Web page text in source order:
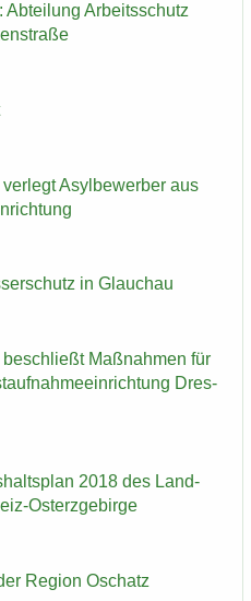
Ab­tei­lung Ar­beits­schutz
Asyl­be­wer­ber aus
in Glauch­au
Maß­nah­men für
Dres­
2018 des Land­
​Osterzgebirge
Re­gi­on Oschatz